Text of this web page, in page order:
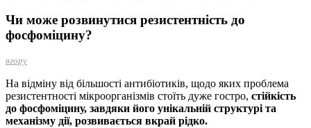
Чи може розвинутися резистентність до
фосфоміцину?
вгору
На відміну від більшості антибіотиків, щодо яких проблема
резистентності мікроорганізмів стоїть дуже гостро, стійкість
до фосфоміцину, завдяки його унікальній структурі та
механізму дії, розвивається вкрай рідко.